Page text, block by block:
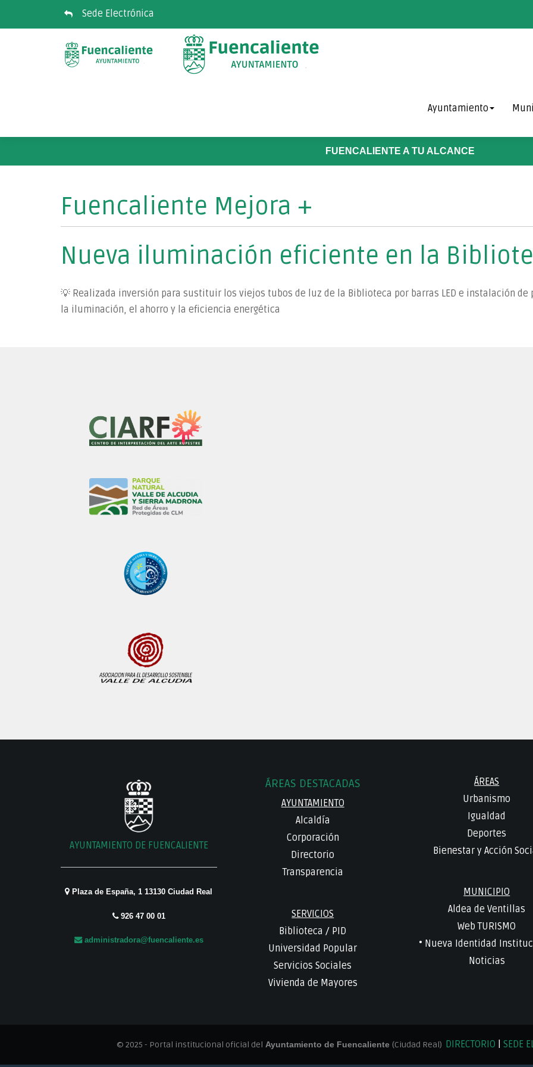
Sede Electrónica
Ayuntamiento
FUENCALIENTE A TU ALCANCE
Fuencaliente Mejora +
Nueva iluminación eficiente en la
💡 Realizada inversión para sustituir los viejos tubos de luz de la Biblioteca por barras LED e instalación
la iluminación, el ahorro y la eficiencia energética
AYUNTAMIENTO DE FUENCALIENTE
Plaza de España, 1 13130 Ciudad Real
926 47 00 01
administradora@fuencaliente.es
ÁREAS DESTACADAS
AYUNTAMIENTO
Alcaldía
Corporación
Directorio
Transparencia
SERVICIOS
Biblioteca / PID
Universidad Popular
Servicios Sociales
Vivienda de Mayores
ÁREAS
Urbanismo
Igualdad
Deportes
Bienestar y Acción
MUNICIPIO
Aldea de Ventillas
Web TURISMO
• Nueva Identidad
Noticias
© 2025 - Portal institucional oficial del Ayuntamiento de Fuencaliente (Ciudad Real) DIRECTORIO SEDE